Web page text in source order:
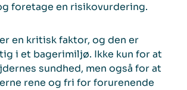
foretage en risikovurdering.
en kritisk faktor, og den er
i et bagerimiljø. Ikke kun for at
sundhed, men også for at
rene og fri for forurenende